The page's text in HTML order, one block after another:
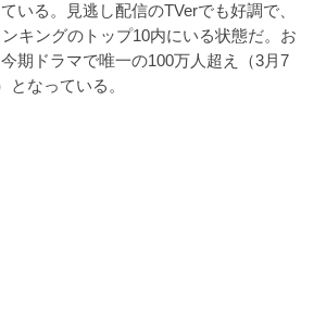
いる。見逃し配信のTVerでも好調で、
キングのトップ10内にいる状態だ。お
期ドラマで唯一の100万人超え（3月7
となっている。